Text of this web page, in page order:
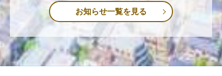
お知らせ一覧を見る